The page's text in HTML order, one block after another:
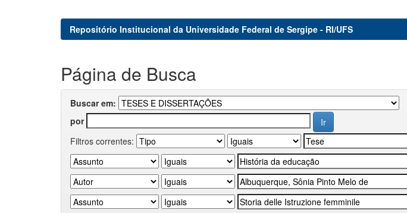
Repositório Institucional da Universidade Federal de Sergipe - RI/UFS
Página de Busca
Buscar em:
por
Filtros correntes: